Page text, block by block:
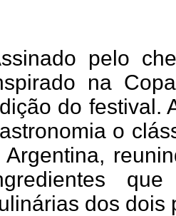
pelo
na
do festival.
o
Argentina,
dos dois